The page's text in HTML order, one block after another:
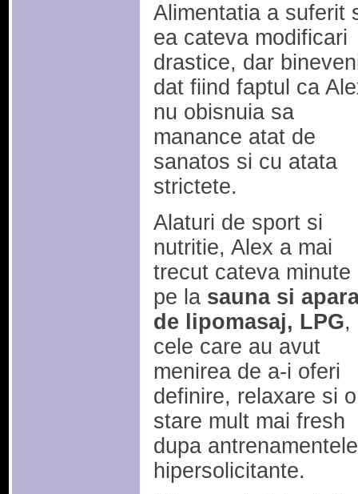
Alimentatia a suferit
ea cateva modificari
drastice, dar
dat fiind faptul ca
nu obisnuia sa
manance atat de
sanatos si cu atata
strictete.
Alaturi de sport si
nutritie, Alex a mai
trecut cateva minute
pe la sauna si
de lipomasaj, LPG,
cele care au avut
menirea de a-i oferi
definire, relaxare si o
stare mult mai fresh
dupa antrenamentele
hipersolicitante.